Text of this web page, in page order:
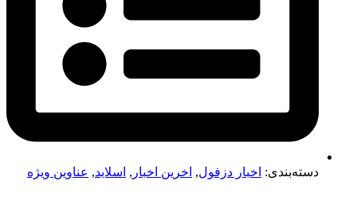
دسته‌بندی: اخبار دزفول, اخرین اخبار اسلاید ,عناوین ویژه